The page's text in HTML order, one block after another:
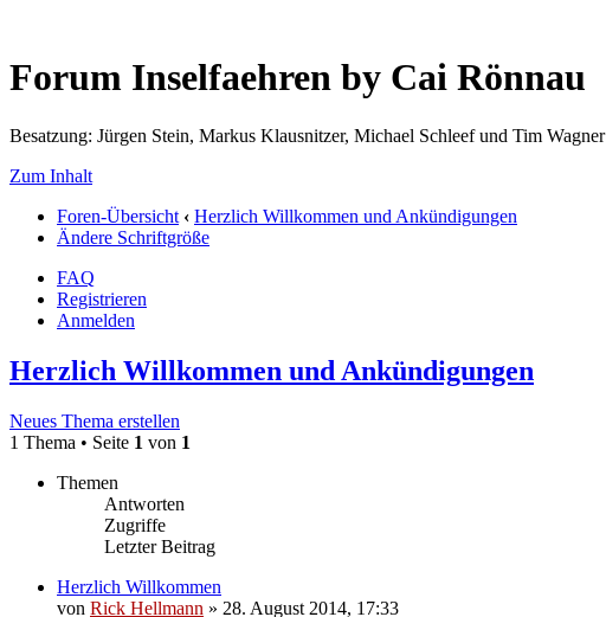
Forum Inselfaehren by Cai Rönnau
Besatzung: Jürgen Stein, Markus Klausnitzer, Michael Schleef und Tim Wagner
Zum Inhalt
Foren-Übersicht ‹ Herzlich Willkommen und Ankündigungen
Ändere Schriftgröße
FAQ
Registrieren
Anmelden
Herzlich Willkommen und Ankündigungen
Neues Thema erstellen
1 Thema • Seite 1 von 1
Themen
Antworten
Zugriffe
Letzter Beitrag
Herzlich Willkommen
von Rick Hellmann » 28. August 2014, 17:33